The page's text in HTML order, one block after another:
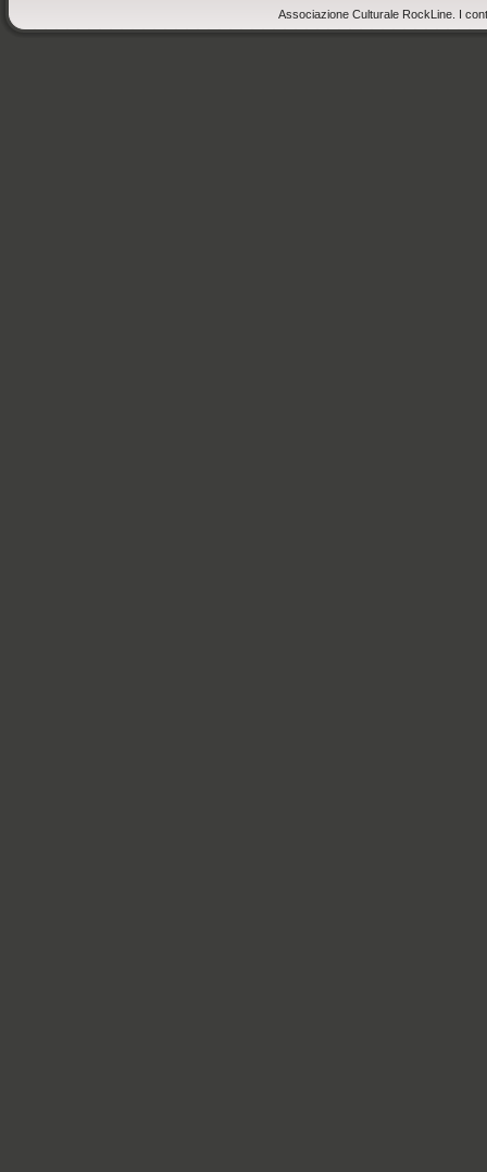
Associazione Culturale RockLine. I